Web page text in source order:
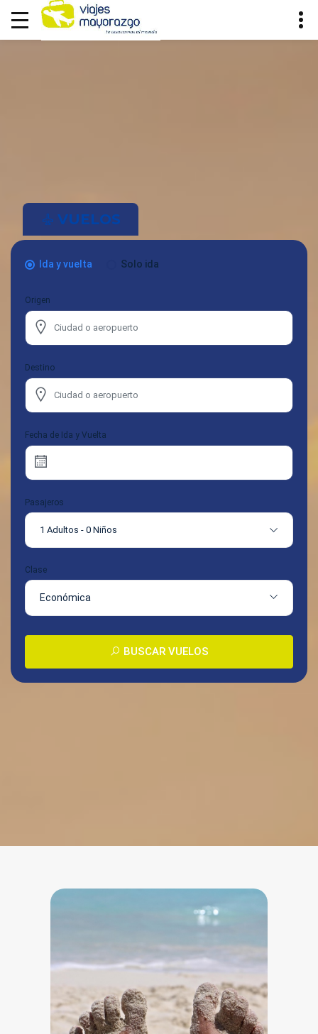
VUELOS
Ida y vuelta Solo ida
Origen
Destino
Fecha de Ida y Vuelta
Pasajeros
1 Adultos - 0 Niños
Clase
Económica
BUSCAR VUELOS